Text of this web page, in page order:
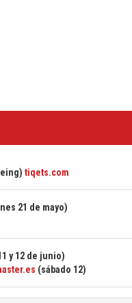
tiqets.com
21 de mayo)
y 12 de junio)
(sábado 12)